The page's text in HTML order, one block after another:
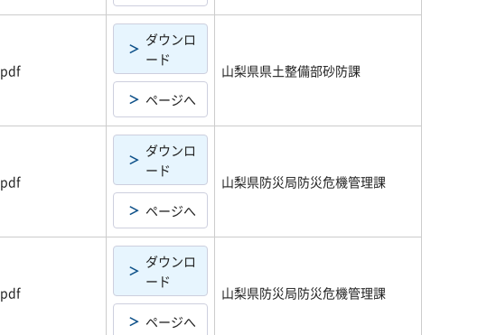
pdf
ダウンロ
ード
ページへ
山梨県県土整備部砂防課
pdf
ダウンロ
ード
ページへ
山梨県防災局防災危機管理課
pdf
ダウンロ
ード
ページへ
山梨県防災局防災危機管理課